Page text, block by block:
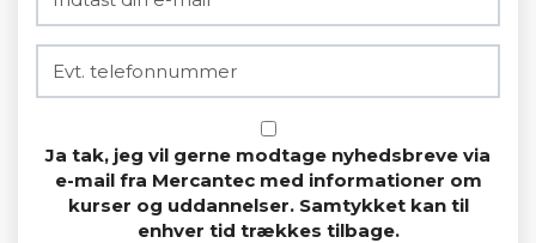
Ja tak, jeg vil gerne modtage nyhedsbreve via
e-mail fra Mercantec med informationer om
kurser og uddannelser. Samtykket kan til
enhver tid trækkes tilbage.